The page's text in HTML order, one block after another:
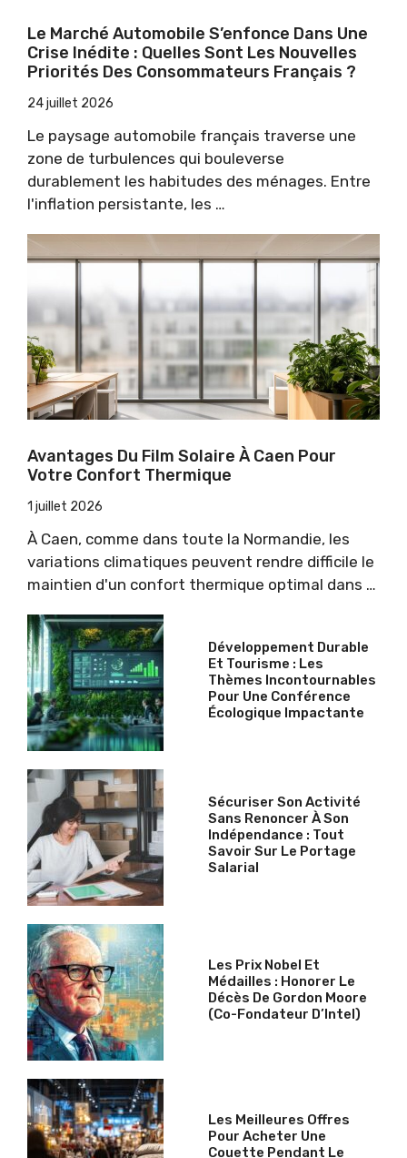
Le Marché Automobile S’enfonce Dans Une
Crise Inédite : Quelles Sont Les Nouvelles
Priorités Des Consommateurs Français ?
24 juillet 2026
Le paysage automobile français traverse une
zone de turbulences qui bouleverse
durablement les habitudes des ménages. Entre
l'inflation persistante, les …
Avantages Du Film Solaire À Caen Pour
Votre Confort Thermique
1 juillet 2026
À Caen, comme dans toute la Normandie, les
variations climatiques peuvent rendre difficile le
maintien d'un confort thermique optimal dans …
Développement Durable
Et Tourisme : Les
Thèmes Incontournables
Pour Une Conférence
Écologique Impactante
Sécuriser Son Activité
Sans Renoncer À Son
Indépendance : Tout
Savoir Sur Le Portage
Salarial
Les Prix Nobel Et
Médailles : Honorer Le
Décès De Gordon Moore
(co-Fondateur D’Intel)
Les Meilleures Offres
Pour Acheter Une
Couette Pendant Le